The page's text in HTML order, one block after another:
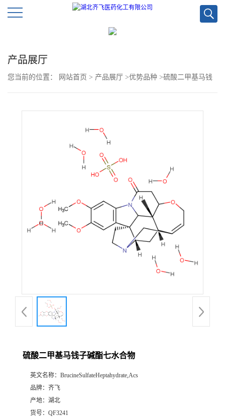
司
页
态
产品展厅
您当前的位置： 网站首页 > 产品展厅 >优势品种 >硫酸二甲基马钱
硫酸二甲基马钱子碱酯七水合物
英文名称： BrucineSulfateHeptahydrate,Acs
品牌： 齐飞
产地： 湖北
货号： QF3241